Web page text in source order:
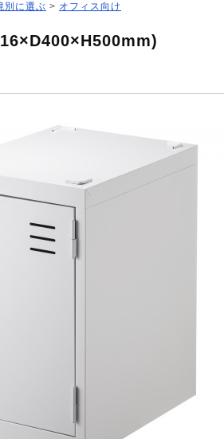
別に選ぶ > オフィス向け